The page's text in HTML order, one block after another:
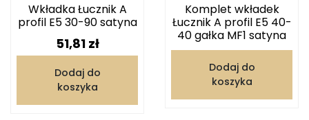
Wkładka Łucznik A
profil E5 30-90 satyna
Cena
51,81 zł
Dodaj do
koszyka
Komplet wkładek
Łucznik A profil E5 40-
40 gałka MF1 satyna
Dodaj do
koszyka